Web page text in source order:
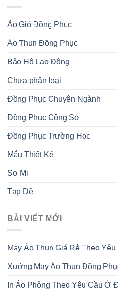
Áo Gió Đồng Phục
Áo Thun Đồng Phục
Bảo Hộ Lao Động
Chưa phân loại
Đồng Phục Chuyên Ngành
Đồng Phục Công Sở
Đồng Phục Trường Học
Mẫu Thiết Kế
Sơ Mi
Tạp Dề
BÀI VIẾT MỚI
May Áo Thun Giá Rẻ Theo
Xưởng May Áo Thun Đồng
In Áo Phông Theo Yêu Cầu Ở